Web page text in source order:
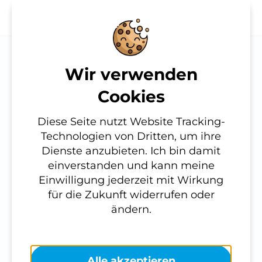
Leider steht diese
Funktion bzw. Seite
aktuell noch nicht
zur Verfügung.
Wir verwenden
Cookies
Diese Seite nutzt Website Tracking-
Technologien von Dritten, um ihre
Dienste anzubieten. Ich bin damit
einverstanden und kann meine
Einwilligung jederzeit mit Wirkung
für die Zukunft widerrufen oder
ändern.
Grundfunktionen der Website
benötigt und helfen dabei, unsere
Website nutzbar zu machen sowie
Zugriffe auf sichere Bereiche unserer
Website ermöglichen.
Cookie Informationen anzeigen
Externe Inhalte